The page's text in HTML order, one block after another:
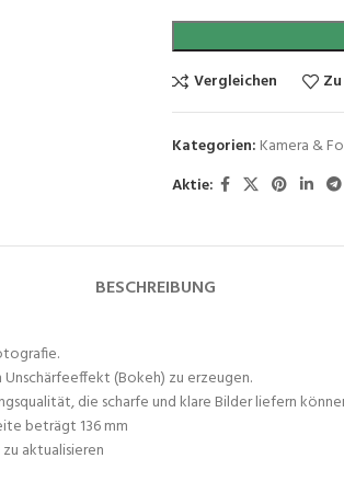
Vergleichen
Kategorien: Kamera &
Aktie:
BESCHREIBUNG
(Bokeh) zu erzeugen.
die scharfe und klare Bilder liefern
beträgt 136 mm
aktualisieren